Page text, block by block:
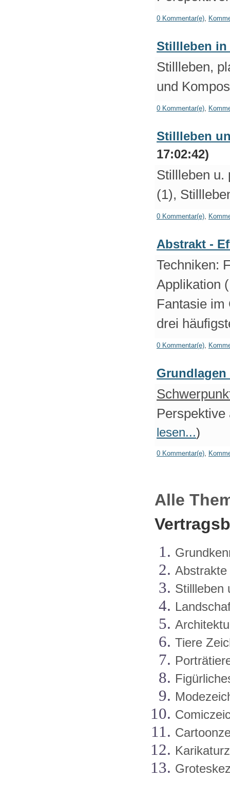
0 Kommentar(e)
Stillleben in
Stillleben,
und
0 Kommentar(e)
Stillleben
17:02:42)
Stillleben u.
(1),
0 Kommentar(e)
Abstrakt -
Techniken:
Applikation
Fantasie im
drei
0 Kommentar(e)
lesen...)
0 Kommentar(e)
Alle
Stillleben
Tiere